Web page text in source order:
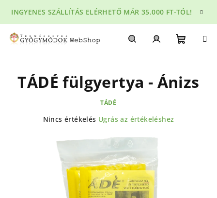
fő
tartalomhoz
INGYENES SZÁLLÍTÁS ELÉRHETŐ MÁR 35.000 FT-TÓL!
TÁDÉ fülgyertya - Ánizs
TÁDÉ
A
átlagos
értékelése
csillag.
Nincs értékelés Ugrás az értékeléshez